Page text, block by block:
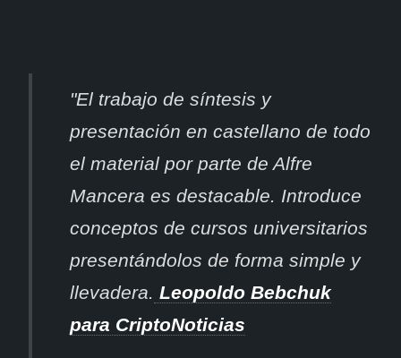
"El trabajo de síntesis y
presentación en castellano de todo
el material por parte de Alfre
Mancera es destacable. Introduce
conceptos de cursos universitarios
presentándolos de forma simple y
llevadera. Leopoldo Bebchuk
para CriptoNoticias